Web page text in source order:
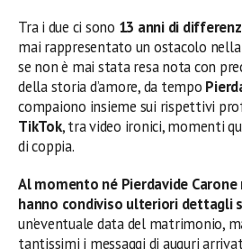
Tra i due ci sono 13 anni di
mai rappresentato un ostacolo
se non è mai stata resa nota con
della storia d’amore, da tempo
compaiono insieme sui rispettivi
TikTok, tra video ironici, momenti
di coppia.
Al momento né Pierdavide
hanno condiviso ulteriori dettagli
un’eventuale data del matrimonio,
tantissimi i messaggi di auguri